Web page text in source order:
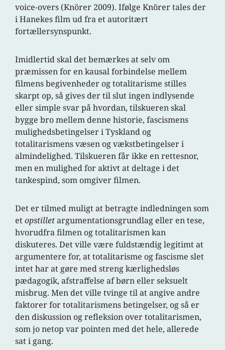
voice-overs (Knörer 2009). Ifølge Knörer tales der
i Hanekes film ud fra et autoritært
fortællersynspunkt.
Imidlertid skal det bemærkes at selv om
præmissen for en kausal forbindelse mellem
filmens begivenheder og totalitarisme stilles
skarpt op, så gives der til slut ingen indlysende
eller simple svar på hvordan, tilskueren skal
bygge bro mellem denne historie, fascismens
mulighedsbetingelser i Tyskland og
totalitarismens væsen og vækstbetingelser i
almindelighed. Tilskueren får ikke en rettesnor,
men en mulighed for aktivt at deltage i det
tankespind, som omgiver filmen.
Det er tilmed muligt at betragte indledningen som
etopstilletargumentationsgrundlag eller en tese,
hvorudfra filmen og totalitarismen kan
diskuteres. Det ville være fuldstændig legitimt at
argumentere for, at totalitarisme og fascisme slet
intet har at gøre med streng kærlighedsløs
pædagogik, afstraffelse af børn eller seksuelt
misbrug. Men det ville tvinge til at angive andre
faktorer for totalitarismens betingelser, og så er
den diskussion og refleksion over totalitarismen,
som jo netop var pointen med det hele, allerede
sat i gang.